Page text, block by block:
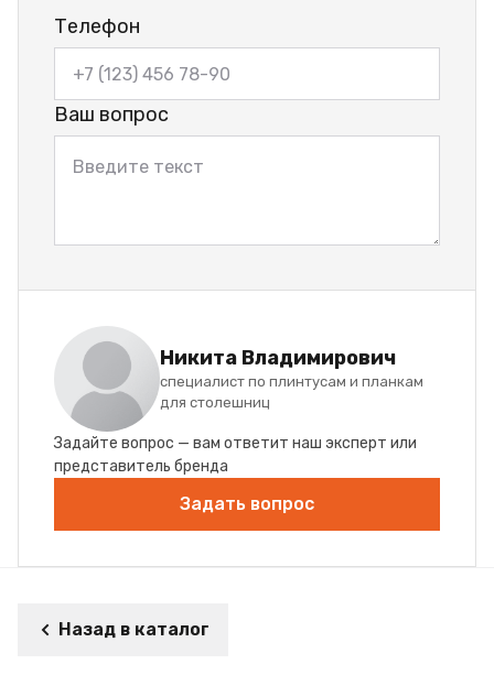
Телефон
Ваш вопрос
Никита Владимирович
специалист по плинтусам и планкам
для столешниц
Задайте вопрос — вам ответит наш эксперт или
представитель бренда
Задать вопрос
Назад в каталог